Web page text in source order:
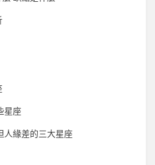
星座
人緣差的三大星座